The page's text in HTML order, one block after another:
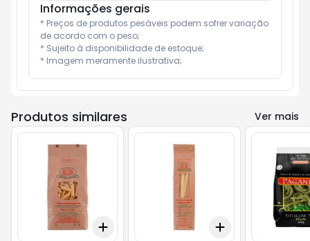
Informações gerais
* Preços de produtos pesáveis podem sofrer variação
de acordo com o peso;
* Sujeito à disponibilidade de estoque;
* Imagem meramente ilustrativa;
Produtos similares Ver mais
Add +10
Add